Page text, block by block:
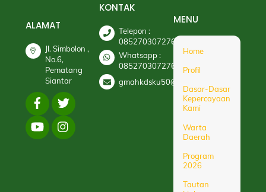
ALAMAT
Jl. Simbolon ,
No.6,
Pematang
Siantar
KONTAK
Telepon :
085270307276
Whatsapp :
085270307276
gmahkdsku50@gmail.com
MENU
Home
Profil
Dasar-Dasar
Kepercayaan
Kami
Warta
Daerah
Program
2026
Tautan